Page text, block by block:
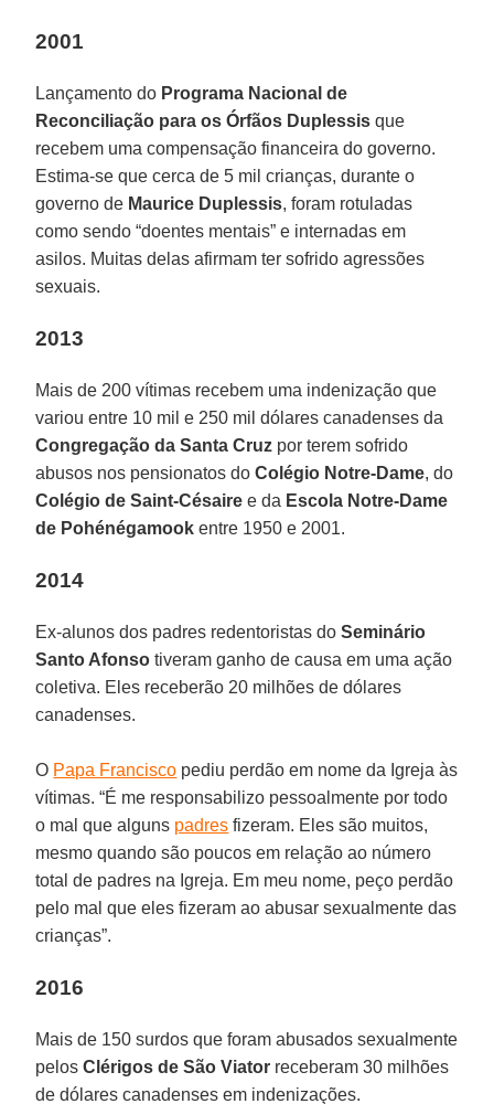
2001
Lançamento do Programa Nacional de
Reconciliação para os Órfãos Duplessis que
recebem uma compensação financeira do governo.
Estima-se que cerca de 5 mil crianças, durante o
governo de Maurice Duplessis, foram rotuladas
como sendo “doentes mentais” e internadas em
asilos. Muitas delas afirmam ter sofrido agressões
sexuais.
2013
Mais de 200 vítimas recebem uma indenização que
variou entre 10 mil e 250 mil dólares canadenses da
Congregação da Santa Cruz por terem sofrido
abusos nos pensionatos doColégio Notre-Dame, do
Colégio de Saint-Césaire e da Escola Notre-Dame
de Pohénégamook entre 1950 e 2001.
2014
Ex-alunos dos padres redentoristas doSeminário
Santo Afonso tiveram ganho de causa em uma ação
coletiva. Eles receberão 20 milhões de dólares
canadenses.
O Papa Francisco pediu perdão em nome da Igreja às
vítimas. “É me responsabilizo pessoalmente por todo
o mal que alguns padres fizeram. Eles são muitos,
mesmo quando são poucos em relação ao número
total de padres na Igreja. Em meu nome, peço perdão
pelo mal que eles fizeram ao abusar sexualmente das
crianças”.
2016
Mais de 150 surdos que foram abusados sexualmente
pelosClérigos de São Viator receberam 30 milhões
de dólares canadenses em indenizações.